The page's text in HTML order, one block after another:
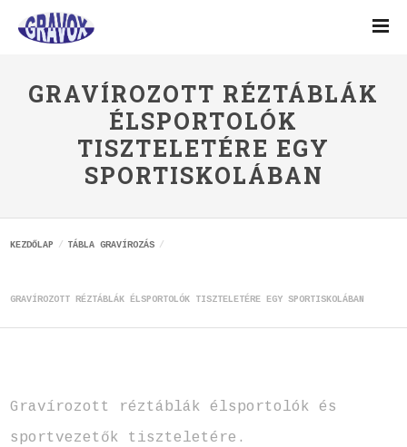
GRAVÍROZOTT RÉZTÁBLÁK
ÉLSPORTOLÓK
TISZTELETÉRE EGY
SPORTISKOLÁBAN
KEZDŐLAP TÁBLA GRAVÍROZÁS
GRAVÍROZOTT RÉZTÁBLÁK ÉLSPORTOLÓK TISZTELETÉRE EGY SPORTISKOLÁBAN
Gravírozott réztáblák élsportolók és
sportvezetők tiszteletére.